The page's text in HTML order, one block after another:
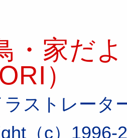
・家だ
）
ストレータ
（c）